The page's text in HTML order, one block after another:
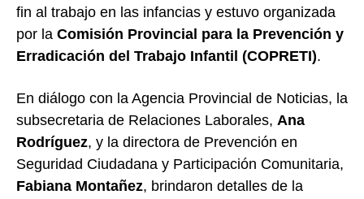
fin al trabajo en las infancias y estuvo organizada
por la Comisión Provincial para la Prevención y
Erradicación del Trabajo Infantil (COPRETI).
En diálogo con la Agencia Provincial de Noticias, la
subsecretaria de Relaciones Laborales, Ana
Rodríguez, y la directora de Prevención en
Seguridad Ciudadana y Participación Comunitaria,
Fabiana Montañez, brindaron detalles de la